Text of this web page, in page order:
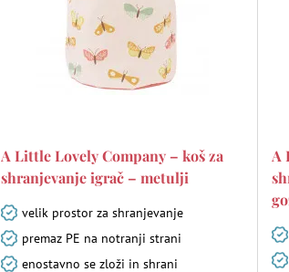
A Little Lovely Company – koš za
shranjevanje igrač – metulji
velik prostor za shranjevanje
premaz PE na notranji strani
enostavno se zloži in shrani
A